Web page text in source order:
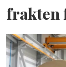
frakten